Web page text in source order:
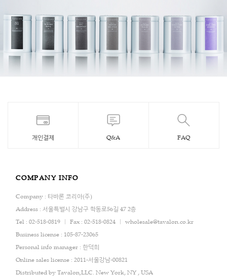
개인결제 Q&A FAQ
COMPANY INFO
Company : 타바론 코리아(주)
Address : 서울특별시 강남구 학동로56길 47 2층
Tel : 02-518-0819
Fax : 02-518-0824
wholesale@tavalon.co.kr
Business license : 105-87-23065
Personal info manager : 한덕희
Online sales license : 2011-서울강남-00821
Distributed by Tavalon,LLC. New York, NY , USA